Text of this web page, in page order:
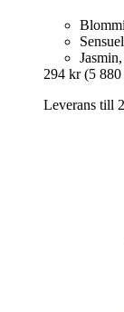
294 kr (5
Leverans till